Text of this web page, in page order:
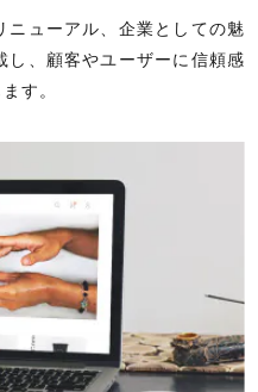
ニューアル、企業としての魅
し、顧客やユーザーに信頼感
す。